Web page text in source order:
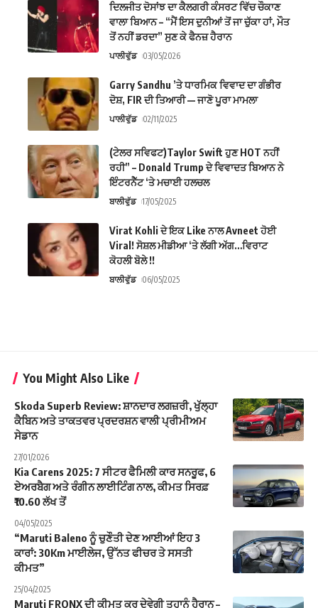
ਦਿਲਜੀਤ ਦੋਸਾਂਝ ਦਾ ਕੈਲਗਰੀ ਕੰਸਰਟ ਵਿੱਚ ਚੌਕਾਣ
ਵਾਲਾ ਬਿਆਨ – “ਮੈਂ ਇਸ ਦੁਨੀਆਂ ਤੋਂ ਜਾ ਚੁੱਕਾ ਹਾਂ, ਮੌਤ
ਤੋਂ ਨਹੀਂ ਡਰਦਾ” ਸੁਣ ਕੇ ਫੈਨਜ਼ ਹੈਰਾਨ
ਪਾਲੀਵੁੱਡ 03/05/2026
Garry Sandhu ’ਤੇ ਧਾਰਮਿਕ ਵਿਵਾਦ ਦਾ ਗੰਭੀਰ
ਦੋਸ਼, FIR ਦੀ ਤਿਆਰੀ — ਜਾਣੋ ਪੂਰਾ ਮਾਮਲਾ
ਪਾਲੀਵੁੱਡ 02/11/2025
(ਟੇਲਰ ਸਵਿਫਟ)Taylor Swift ਹੁਣ HOT ਨਹੀਂ
ਰਹੀ” – Donald Trump ਦੇ ਵਿਵਾਦਤ ਬਿਆਨ ਨੇ
ਇੰਟਰਨੈੱਟ ‘ਤੇ ਮਚਾਈ ਹਲਚਲ
ਬਾਲੀਵੁੱਡ 17/05/2025
Virat Kohli ਦੇ ਇਕ Like ਨਾਲ Avneet ਹੋਈ
Viral! ਸੋਸ਼ਲ ਮੀਡੀਆ ‘ਤੇ ਲੱਗੀ ਅੱਗ…ਵਿਰਾਟ
ਕੋਹਲੀ ਬੋਲੇ !!
ਬਾਲੀਵੁੱਡ 06/05/2025
You Might Also Like
Skoda Superb Review: ਸ਼ਾਨਦਾਰ ਲਗਜ਼ਰੀ, ਖੁੱਲ੍ਹਾ
ਕੈਬਿਨ ਅਤੇ ਤਾਕਤਵਰ ਪ੍ਰਦਰਸ਼ਨ ਵਾਲੀ ਪ੍ਰੀਮੀਅਮ
ਸੇਡਾਨ
27/01/2026
Kia Carens 2025: 7 ਸੀਟਰ ਫੈਮਿਲੀ ਕਾਰ ਸਨਰੂਫ, 6
ਏਅਰਬੈਗ ਅਤੇ ਰੰਗੀਨ ਲਾਈਟਿੰਗ ਨਾਲ, ਕੀਮਤ ਸਿਰਫ਼
₹10.60 ਲੱਖ ਤੋਂ
04/05/2025
“Maruti Baleno ਨੂੰ ਚੁਣੌਤੀ ਦੇਣ ਆਈਆਂ ਇਹ 3
ਕਾਰਾਂ: 30Km ਮਾਈਲੇਜ, ਉੱਨਤ ਫੀਚਰ ਤੇ ਸਸਤੀ
ਕੀਮਤ”
25/04/2025
Maruti FRONX ਦੀ ਕੀਮਤ ਕਰ ਦੇਵੇਗੀ ਤੁਹਾਨੂੰ ਹੈਰਾਨ –